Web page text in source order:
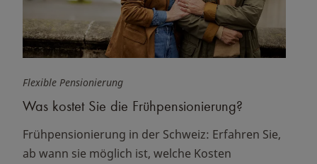
Flexible Pensionierung
Was kostet Sie die Frühpensionierung?
Frühpensionierung in der Schweiz: Erfahren Sie,
ab wann sie möglich ist, welche Kosten